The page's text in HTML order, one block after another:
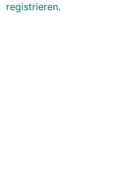
registrieren.